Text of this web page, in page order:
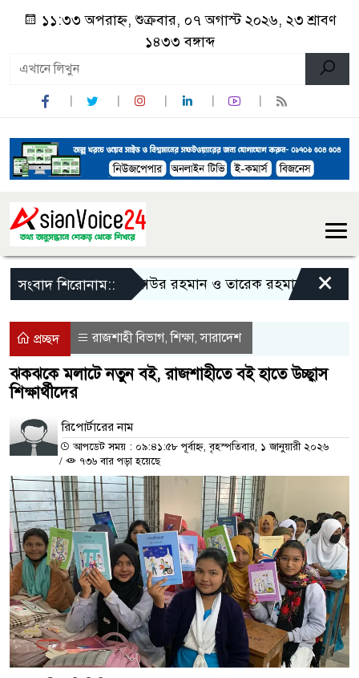
১১:৩৩ অপরাহ্ন, শুক্রবার, ০৭ অগাস্ট ২০২৬, ২৩ শ্রাবণ
১৪৩৩ বঙ্গাব্দ
সংবাদ শিরোনাম::জিয়াউর রহমান ও তারেক রহমানকে নিয়ে×
প্রচ্ছদ রাজশাহী বিভাগ,শিক্ষা,সারাদেশ
ঝকঝকে মলাটে নতুন বই, রাজশাহীতে বই হাতে উচ্ছ্বাস
শিক্ষার্থীদের
রিপোর্টারের নাম
আপডেট সময় : ০৯:৪১:৫৮ পূর্বাহ্ন, বৃহস্পতিবার, ১ জানুয়ারী ২০২৬
/
৭৩৬ বার পড়া হয়েছে